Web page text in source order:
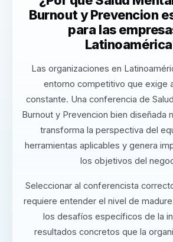
Burnout y Prevencion
para las
Las organizaciones en
entorno competitivo que exige
constante. Una conferencia de
Burnout y Prevencion bien
transforma la perspectiva del
herramientas aplicables y genera
los objetivos del
Seleccionar al conferencista
requiere entender el nivel de
los desafíos específicos de la
resultados concretos que la